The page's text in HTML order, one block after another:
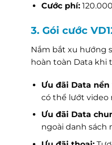
Cước phí:
3. Gói cước
Nắm bắt xu hướng
hoàn toàn Data khi
Ưu đãi Data nền
có thể lướt video
Ưu đãi Data
ngoài danh sách